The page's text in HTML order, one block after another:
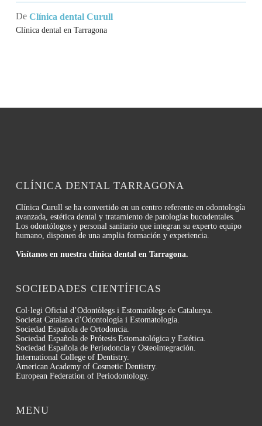
se
mueve
De Clínica dental Curull
Clínica dental en Tarragona
CLÍNICA DENTAL TARRAGONA
Clínica Curull se ha convertido en un centro referente en odontología
avanzada, estética dental y tratamiento de patologías bucodentales.
Los odontólogos y personal sanitario que integran su experto equipo
humano, disponen de una amplia formación y experiencia.
Visítanos en nuestra clínica dental en Tarragona.
SOCIEDADES CIENTÍFICAS
Col·legi Oficial d’Odontòlegs i Estomatòlegs de Catalunya.
Societat Catalana d’Odontología i Estomatología.
Sociedad Española de Ortodoncia.
Sociedad Española de Prótesis Estomatológica y Estética.
Sociedad Española de Periodoncia y Osteointegración.
International College of Dentistry.
American Academy of Cosmetic Dentistry.
European Federation of Periodontology.
MENU